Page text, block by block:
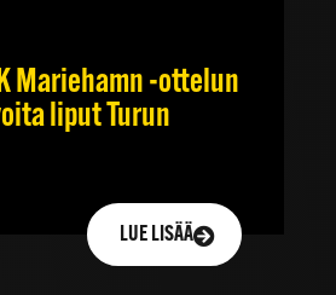
Mariehamn -ottelun
liput Turun
LUE LISÄÄ